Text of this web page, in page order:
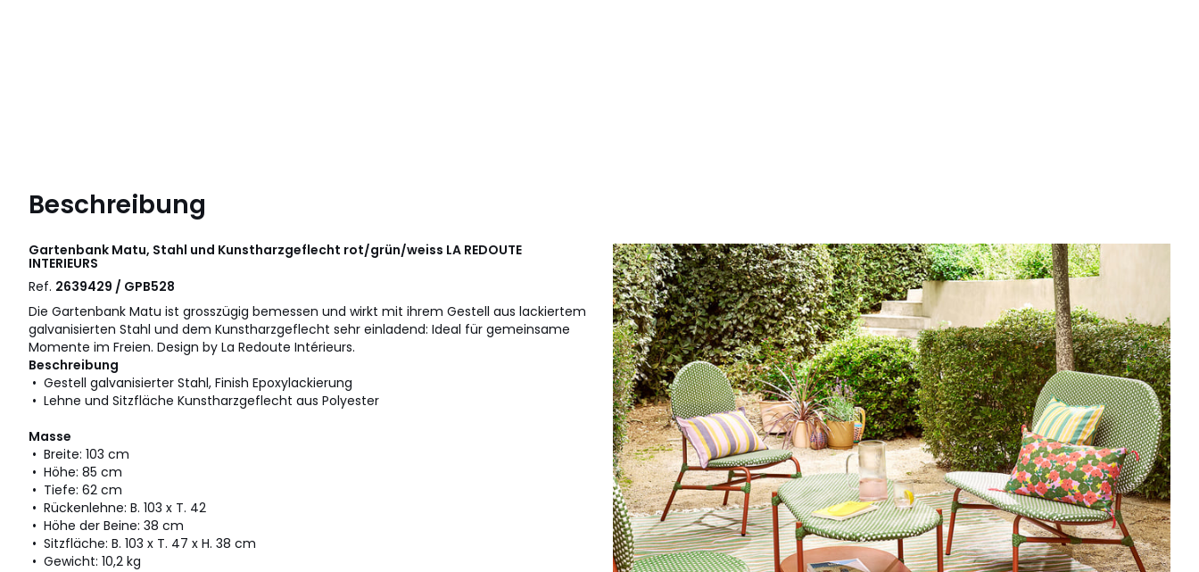
Beschreibung
Gartenbank Matu, Stahl und Kunstharzgeflecht rot/grün/weiss LA REDOUTE
INTERIEURS
Ref. 2639429 / GPB528
Die Gartenbank Matu ist grosszügig bemessen und wirkt mit ihrem Gestell aus lackiertem
galvanisierten Stahl und dem Kunstharzgeflecht sehr einladend: Ideal für gemeinsame
Momente im Freien. Design by La Redoute Intérieurs.
Beschreibung
• Gestell galvanisierter Stahl, Finish Epoxylackierung
• Lehne und Sitzfläche Kunstharzgeflecht aus Polyester
Masse
• Breite: 103 cm
• Höhe: 85 cm
• Tiefe: 62 cm
• Rückenlehne: B. 103 x T. 42
• Höhe der Beine: 38 cm
• Sitzfläche: B. 103 x T. 47 x H. 38 cm
• Gewicht: 10,2 kg